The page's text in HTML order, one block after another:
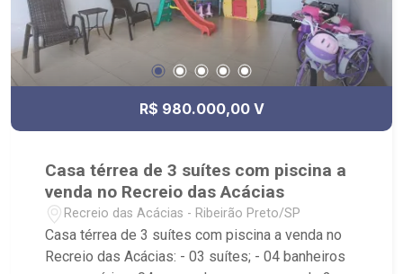
R$ 980.000,00 V
Casa térrea de 3 suítes com piscina a
venda no Recreio das Acácias
Recreio das Acácias - Ribeirão Preto/SP
Casa térrea de 3 suítes com piscina a venda no
Recreio das Acácias: - 03 suítes; - 04 banheiros